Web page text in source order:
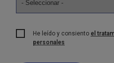
He leído y consiento el
personales